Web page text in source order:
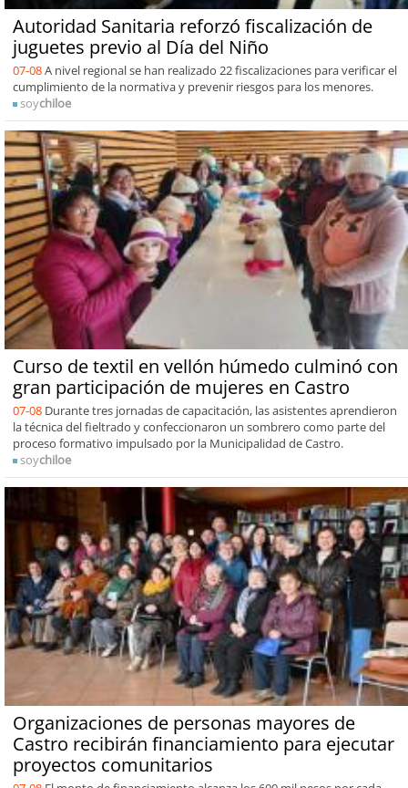
Autoridad Sanitaria reforzó fiscalización de
juguetes previo al Día del Niño
07-08A nivel regional se han realizado 22 fiscalizaciones para verificar el
cumplimiento de la normativa y prevenir riesgos para los menores.
soychiloe
Curso de textil en vellón húmedo culminó con
gran participación de mujeres en Castro
07-08 Durante tres jornadas de capacitación, las asistentes aprendieron
la técnica del fieltrado y confeccionaron un sombrero como parte del
proceso formativo impulsado por la Municipalidad de Castro.
soychiloe
Organizaciones de personas mayores de
Castro recibirán financiamiento para ejecutar
proyectos comunitarios